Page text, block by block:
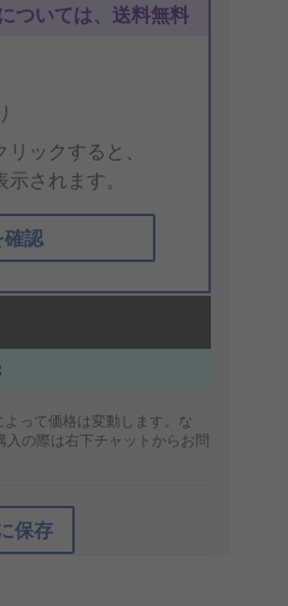
ついては、送料無料
ックすると、
されます。
確認
って価格は変動します。な
の際は右下チャットからお問
保存